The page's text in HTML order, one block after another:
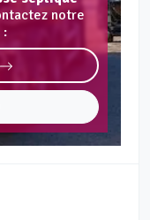
notre
: